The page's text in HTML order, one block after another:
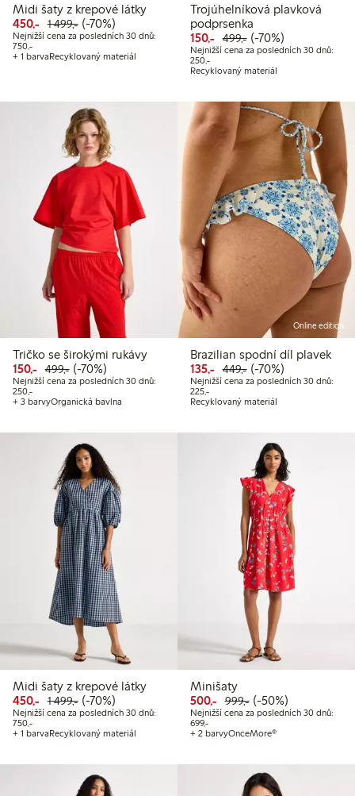
Midi šaty z krepové látky
450,- Snížená cena: 450,00 Kč
1 499,-Běžná cena: 1 499,00 Kč
70% sleva
(-70%)
Nejnižší cena za posledních 30 dnů:
750,-Nejnižší cena za posledních 30 dnů: 750,00 Kč
+ 1 barvaRecyklovaný materiál
Trojúhelníková plavková
podprsenka
150,- Snížená cena: 150,00 Kč
499,-Běžná cena: 499,00
70% sleva
(-70%)
Nejnižší cena za posledních 30 dnů:
250,-Nejnižší cena za posledních 30 dnů:
Recyklovaný materiál
Tričko se širokými rukávy
150,- Snížená cena: 150,00 Kč
499,-Běžná cena: 499,00 Kč
70% sleva
(-70%)
Nejnižší cena za posledních 30 dnů:
250,-Nejnižší cena za posledních 30 dnů: 250,00 Kč
+ 3 barvyOrganická bavlna
Online edition
Brazilian spodní díl plavek
135,- Snížená cena: 135,00 Kč
449,-Běžná cena: 449,00
70% sleva
(-70%)
Nejnižší cena za posledních 30 dnů:
225,-Nejnižší cena za posledních 30 dnů:
Recyklovaný materiál
Midi šaty z krepové látky
450,- Snížená cena: 450,00 Kč
1 499,-Běžná cena: 1 499,00 Kč
70% sleva
(-70%)
Nejnižší cena za posledních 30 dnů:
750,-Nejnižší cena za posledních 30 dnů: 750,00 Kč
+ 1 barvaRecyklovaný materiál
Minišaty
500,- Snížená cena: 500,00 Kč
999,-Běžná cena:
50% sleva
(-50%)
Nejnižší cena za posledních 30 dnů:
699,-Nejnižší cena za posledních 30 dnů:
+ 2 barvyOnceMore®